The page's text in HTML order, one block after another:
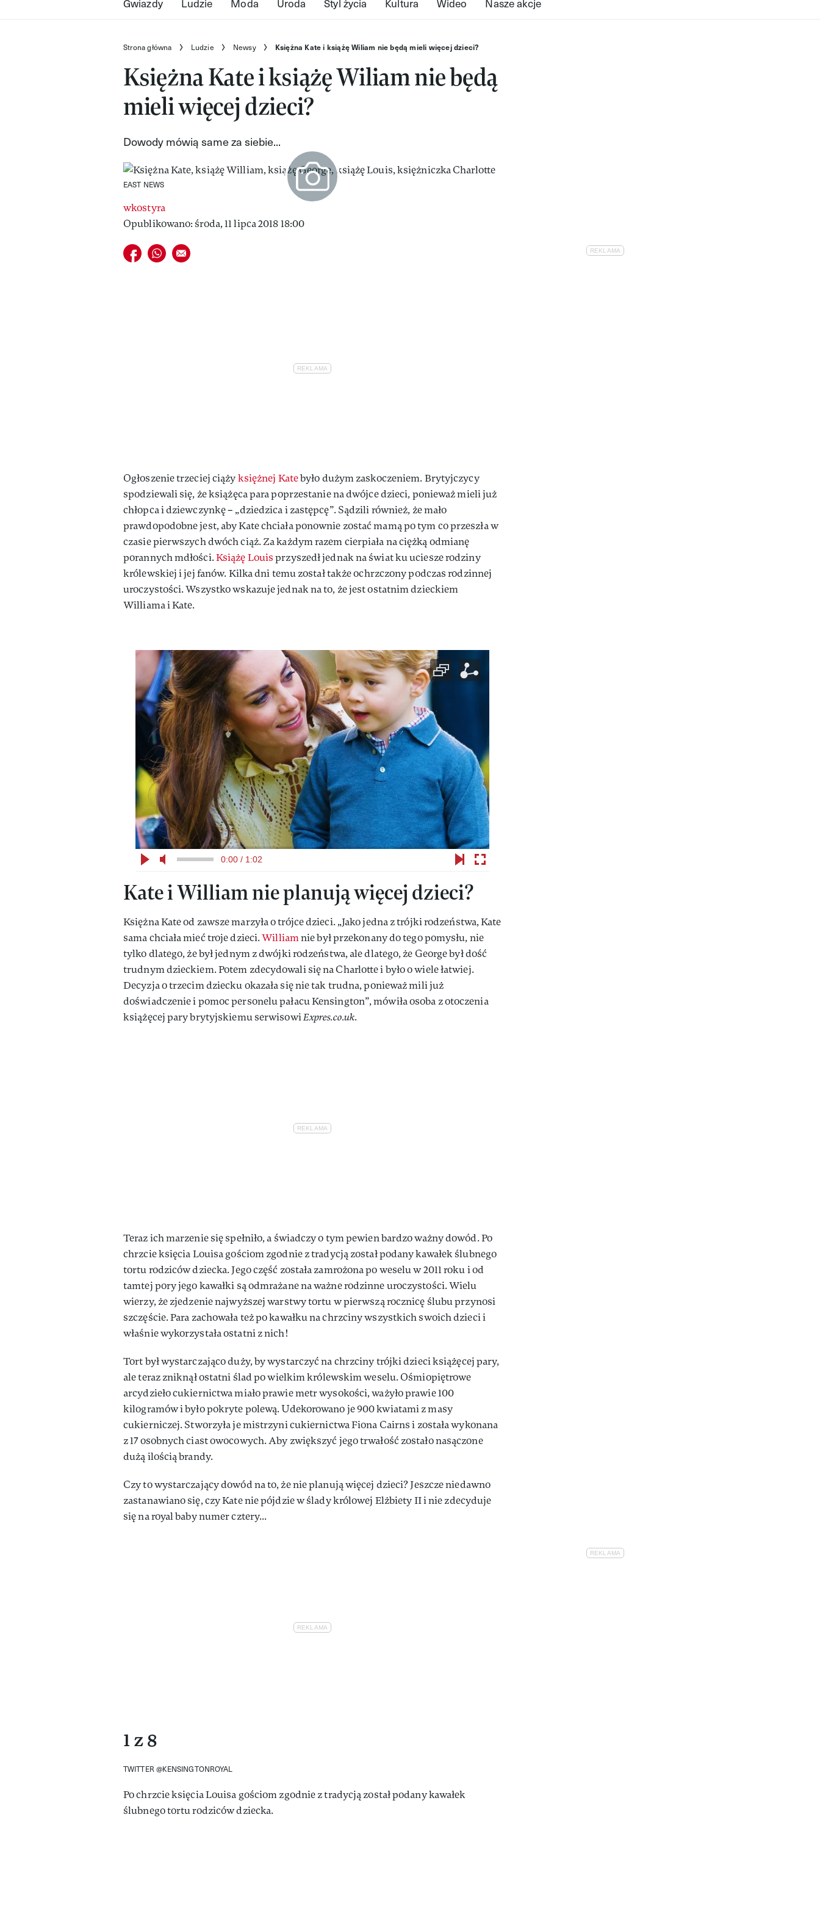
Strona główna Ludzie Newsy Księżna Kate i książę Wiliam nie będą mieli więcej dzieci?
Księżna Kate i książę Wiliam nie będą
mieli więcej dzieci?
Dowody mówią same za siebie...
EAST NEWS
wkostyra
Opublikowano: środa, 11 lipca 2018 18:00
Udostępnij na facebook
Udostępnij na whatsapp
E-mail do przyjaciela
Ogłoszenie trzeciej ciążyksiężnej Katebyło dużym zaskoczeniem. Brytyjczycy
spodziewali się, że książęca para poprzestanie na dwójce dzieci, ponieważ mieli już
chłopca i dziewczynkę – „dziedzica i zastępcę”. Sądzili również, że mało
prawdopodobne jest, aby Kate chciała ponownie zostać mamą po tym co przeszła w
czasie pierwszych dwóch ciąż. Za każdym razem cierpiała na ciężką odmianę
porannych mdłości.Książę Louisprzyszedł jednak na świat ku uciesze rodziny
królewskiej i jej fanów. Kilka dni temu został także ochrzczony podczas rodzinnej
uroczystości. Wszystko wskazuje jednak na to, że jest ostatnim dzieckiem
Williama i Kate.
0:00 / 1:02
Kate i William nie planują więcej dzieci?
Księżna Kate od zawsze marzyła o trójce dzieci. „Jako jedna z trójki rodzeństwa, Kate
sama chciała mieć troje dzieci.Williamnie był przekonany do tego pomysłu, nie
tylko dlatego, że był jednym z dwójki rodzeństwa, ale dlatego, że George był dość
trudnym dzieckiem. Potem zdecydowali się na Charlotte i było o wiele łatwiej.
Decyzja o trzecim dziecku okazała się nie tak trudna, ponieważ mili już
doświadczenie i pomoc personelu pałacu Kensington”, mówiła osoba z otoczenia
książęcej pary brytyjskiemu serwisowiExpres.co.uk.
Teraz ich marzenie się spełniło, a świadczy o tym pewien bardzo ważny dowód. Po
chrzcie księcia Louisa gościom zgodnie z tradycją został podany kawałek ślubnego
tortu rodziców dziecka. Jego część została zamrożona po weselu w 2011 roku i od
tamtej pory jego kawałki są odmrażane na ważne rodzinne uroczystości. Wielu
wierzy, że zjedzenie najwyższej warstwy tortu w pierwszą rocznicę ślubu przynosi
szczęście. Para zachowała też po kawałku na chrzciny wszystkich swoich dzieci i
właśnie wykorzystała ostatni z nich!
Tort był wystarczająco duży, by wystarczyć na chrzciny trójki dzieci książęcej pary,
ale teraz zniknął ostatni ślad po wielkim królewskim weselu. Ośmiopiętrowe
arcydzieło cukiernictwa miało prawie metr wysokości, ważyło prawie 100
kilogramów i było pokryte polewą. Udekorowano je 900 kwiatami z masy
cukierniczej. Stworzyła je mistrzyni cukiernictwa Fiona Cairns i została wykonana
z 17 osobnych ciast owocowych. Aby zwiększyć jego trwałość zostało nasączone
dużą ilością brandy.
Czy to wystarczający dowód na to, że nie planują więcej dzieci? Jeszcze niedawno
zastanawiano się, czy Kate nie pójdzie w ślady królowej Elżbiety II i nie zdecyduje
się na royal baby numer cztery...
1 z 8
TWITTER @KENSINGTONROYAL
Po chrzcie księcia Louisa gościom zgodnie z tradycją został podany kawałek
ślubnego tortu rodziców dziecka.